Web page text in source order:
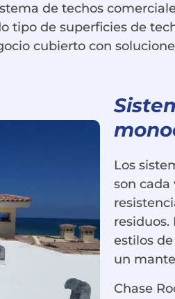
de techos
de superficies de
cubierto con
Los
son
estilos
un
Chase